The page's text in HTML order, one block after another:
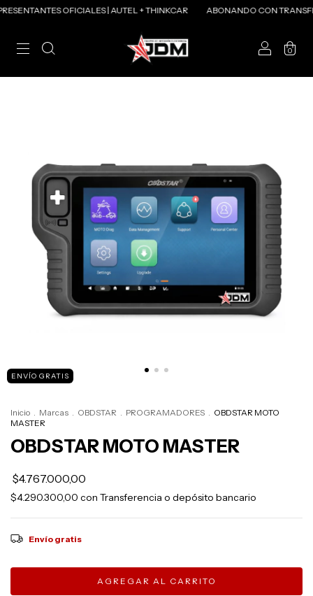
OFICIALES | AUTEL + THINKCAR ABONANDO CON TRANSFERENCIA
0
ENVÍO GRATIS
Inicio . Marcas . OBDSTAR . PROGRAMADORES . OBDSTAR MOTO
MASTER
OBDSTAR MOTO MASTER
$4.767.000,00
$4.290.300,00 con Transferencia o depósito bancario
Envío gratis